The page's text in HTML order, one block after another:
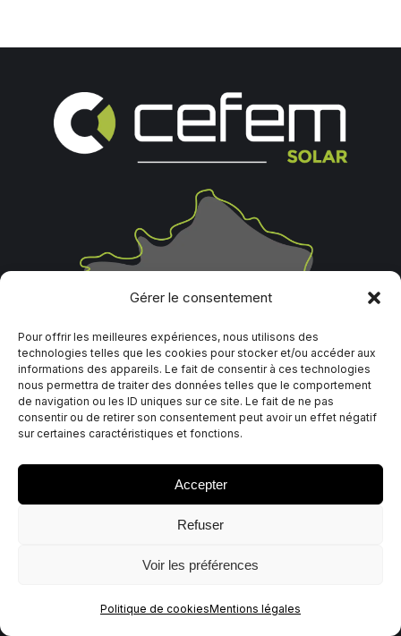
Gérer le consentement
Pour offrir les meilleures expériences, nous utilisons des
technologies telles que les cookies pour stocker et/ou accéder aux
informations des appareils. Le fait de consentir à ces technologies
nous permettra de traiter des données telles que le comportement
de navigation ou les ID uniques sur ce site. Le fait de ne pas
consentir ou de retirer son consentement peut avoir un effet négatif
sur certaines caractéristiques et fonctions.
Accepter
Refuser
Voir les préférences
Politique de cookiesMentions légales
Pages les plus consultées
L’autoconsommation chez le professionnel
Ombrières photovoltaïques